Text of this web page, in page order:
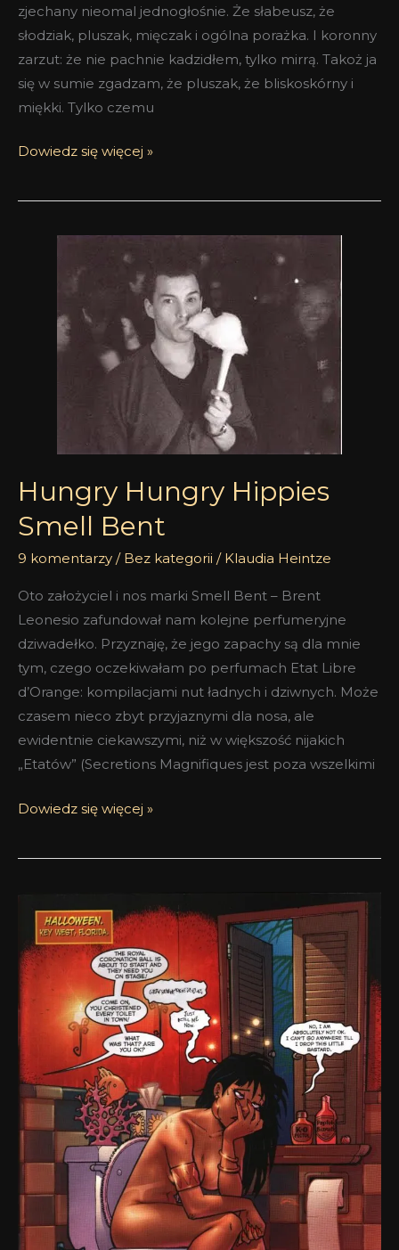
zjechany nieomal jednogłośnie. Że słabeusz, że
słodziak, pluszak, mięczak i ogólna porażka. I koronny
zarzut: że nie pachnie kadzidłem, tylko mirrą. Takoż ja
się w sumie zgadzam, że pluszak, że bliskoskórny i
miękki. Tylko czemu
Dowiedz się więcej »
Hungry Hungry Hippies
Smell Bent
9 komentarzy / Bez kategorii / Klaudia Heintze
Oto założyciel i nos marki Smell Bent – Brent
Leonesio zafundował nam kolejne perfumeryjne
dziwadełko. Przyznaję, że jego zapachy są dla mnie
tym, czego oczekiwałam po perfumach Etat Libre
d’Orange: kompilacjami nut ładnych i dziwnych. Może
czasem nieco zbyt przyjaznymi dla nosa, ale
ewidentnie ciekawszymi, niż w większość nijakich
„Etatów” (Secretions Magnifiques jest poza wszelkimi
Dowiedz się więcej »
shit!